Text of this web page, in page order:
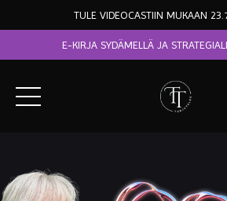
TULE VIDEOCASTIIN MUKAAN
E-KIRJA SYDÄMELLÄ JA